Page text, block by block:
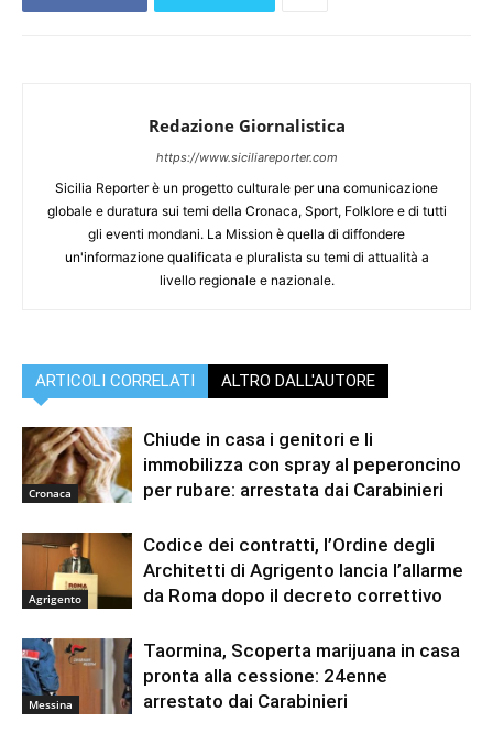
Redazione Giornalistica
https://www.siciliareporter.com
Sicilia Reporter è un progetto culturale per una comunicazione
globale e duratura sui temi della Cronaca, Sport, Folklore e di tutti
gli eventi mondani. La Mission è quella di diffondere
un'informazione qualificata e pluralista su temi di attualità a
livello regionale e nazionale.
ARTICOLI CORRELATI ALTRO DALL'AUTORE
Cronaca
Chiude in casa i genitori e li
immobilizza con spray al peperoncino
per rubare: arrestata dai Carabinieri
Agrigento
Codice dei contratti, l’Ordine degli
Architetti di Agrigento lancia l’allarme
da Roma dopo il decreto correttivo
Messina
Taormina, Scoperta marijuana in casa
pronta alla cessione: 24enne
arrestato dai Carabinieri